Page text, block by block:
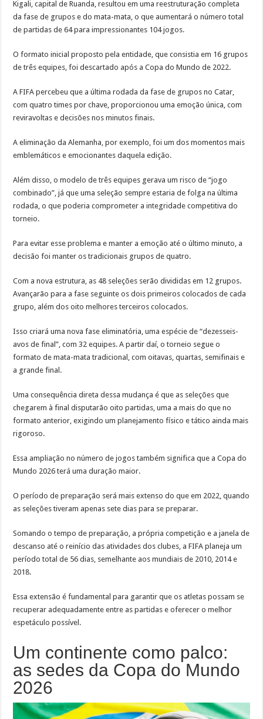
Kigali, capital de Ruanda, resultou em uma reestruturação completa
da fase de grupos e do mata-mata, o que aumentará o número total
de partidas de 64 para impressionantes 104 jogos.
O formato inicial proposto pela entidade, que consistia em 16 grupos
de três equipes, foi descartado após a Copa do Mundo de 2022.
A FIFA percebeu que a última rodada da fase de grupos no Catar,
com quatro times por chave, proporcionou uma emoção única, com
reviravoltas e decisões nos minutos finais.
A eliminação da Alemanha, por exemplo, foi um dos momentos mais
emblemáticos e emocionantes daquela edição.
Além disso, o modelo de três equipes gerava um risco de “jogo
combinado”, já que uma seleção sempre estaria de folga na última
rodada, o que poderia comprometer a integridade competitiva do
torneio.
Para evitar esse problema e manter a emoção até o último minuto, a
decisão foi manter os tradicionais grupos de quatro.
Com a nova estrutura, as 48 seleções serão divididas em 12 grupos.
Avançarão para a fase seguinte os dois primeiros colocados de cada
grupo, além dos oito melhores terceiros colocados.
Isso criará uma nova fase eliminatória, uma espécie de “dezesseis-
avos de final”, com 32 equipes. A partir daí, o torneio segue o
formato de mata-mata tradicional, com oitavas, quartas, semifinais e
a grande final.
Uma consequência direta dessa mudança é que as seleções que
chegarem à final disputarão oito partidas, uma a mais do que no
formato anterior, exigindo um planejamento físico e tático ainda mais
rigoroso.
Essa ampliação no número de jogos também significa que a Copa do
Mundo 2026 terá uma duração maior.
O período de preparação será mais extenso do que em 2022, quando
as seleções tiveram apenas sete dias para se preparar.
Somando o tempo de preparação, a própria competição e a janela de
descanso até o reinício das atividades dos clubes, a FIFA planeja um
período total de 56 dias, semelhante aos mundiais de 2010, 2014 e
2018.
Essa extensão é fundamental para garantir que os atletas possam se
recuperar adequadamente entre as partidas e oferecer o melhor
espetáculo possível.
Um continente como palco:
as sedes da Copa do Mundo
2026